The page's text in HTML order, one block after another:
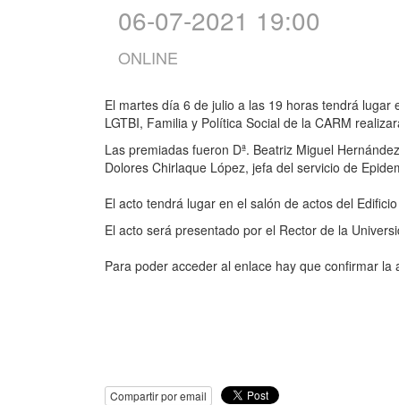
06-07-2021 19:00
ONLINE
El martes día 6 de julio a las 19 horas tendrá
LGTBI, Familia y Política Social de la CARM
Las premiadas fueron Dª. Beatriz Miguel
Dolores Chirlaque López, jefa del servicio de
El acto tendrá lugar en el salón de actos del
El acto será presentado por el Rector de la
Para poder acceder al enlace hay que confirmar la
Compartir por email